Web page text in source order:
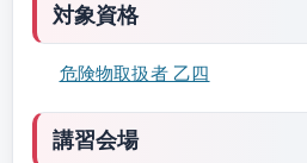
対象資格
危険物取扱者 乙四
講習会場